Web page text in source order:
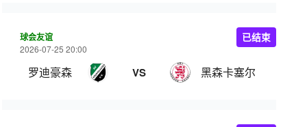
球会友谊
2026-07-25 20:00
罗迪豪森 VS 黑森卡塞尔
已结束